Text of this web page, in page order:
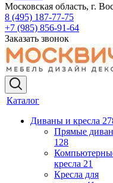
Московская область, г.
8 (495) 187-77-75
+7 (985) 856-91-64
Заказать звонок
Каталог
Диваны и кресла
Прямые
128
кресла 21
Кресла для